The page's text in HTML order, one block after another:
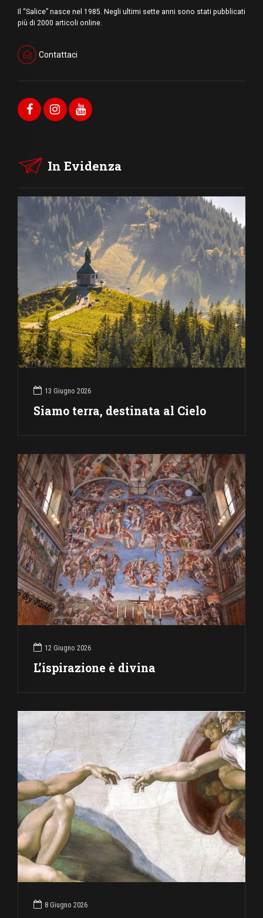
Il “Salice” nasce nel 1985. Negli ultimi sette anni sono stati pubblicati
più di 2000 articoli online.
Contattaci
In Evidenza
13 Giugno 2026
Siamo terra, destinata al Cielo
12 Giugno 2026
L’ispirazione è divina
8 Giugno 2026